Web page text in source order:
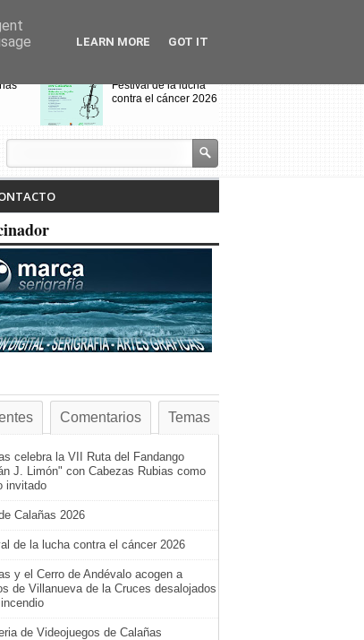
Festival de la lucha
contra el cáncer 2026
de
el
VIII Feria de
Calañas
pasada ruta
Comentarios Temas
celebra la VII Ruta del Fandango
J. Limón" con Cabezas Rubias como
invitado
Calañas 2026
de la lucha contra el cáncer 2026
y el Cerro de Andévalo acogen a
de Villanueva de la Cruces desalojados
de Videojuegos de Calañas
LEARN MORE GOT IT